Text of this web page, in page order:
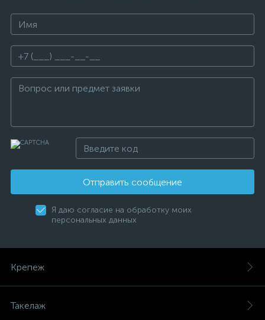
Отправить сообщение
Я даю согласие на обработку моих
персональных данных
Крепеж
Такелаж